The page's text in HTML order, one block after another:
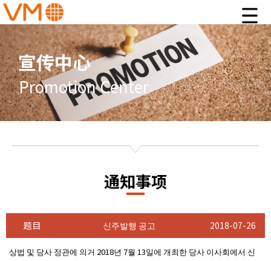
宣传中心
Promotion Center
通知事项
题目 신주발행 공고 2018-07-26
상법 및 당사 정관에 의거 2018년 7월 13일에 개최한 당사 이사회에서 신